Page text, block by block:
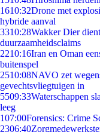
1610:32Drone met
hybride aanval
3310:28Wakker Dier
duurzaamheidsclaims
2210:16Iran en Oman
buitenspel
2510:08NAVO zet
gevechtsvliegtuigen in
5509:33Waterschappen
leeg
107:00Forensics: Crime
2306:40